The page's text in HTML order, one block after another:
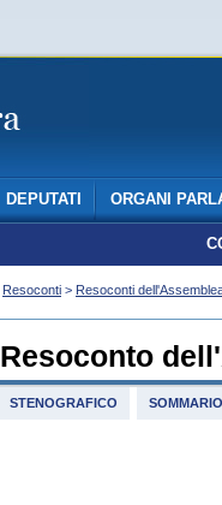
DEPUTATI ORGANI
Resoconti > Resoconti
Resoconto
STENOGRAFICO SOMMARIO